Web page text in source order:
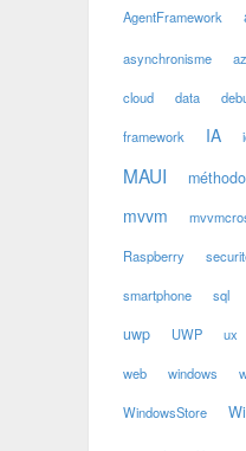
AgentFramework
asynchronisme
cloud data
framework IA
MAUI
mvvm
Raspberry
smartphone sql
uwp
UWP ux
web windows
WindowsStore